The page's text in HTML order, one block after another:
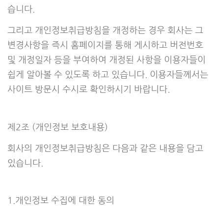
습니다.
그리고 개인정보취급방침을 개정하는 경우 회사는 그
변경사항을 즉시 홈페이지를 통해 게시하고 버전번호
및 개정일자 등을 부여하여 개정된 사항을 이용자들이
쉽게 알아볼 수 있도록 하고 있습니다. 이용자들께서는
사이트 방문시 수시로 확인하시기 바랍니다.
제2조 (개인정보 보호내용)
회사의 개인정보취급방침은 다음과 같은 내용을 담고
있습니다.
1.개인정보 수집에 대한 동의